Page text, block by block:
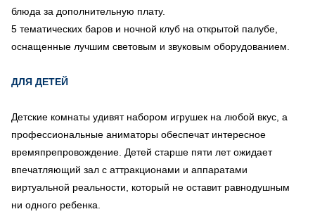
блюда за дополнительную плату.
5 тематических баров и ночной клуб на открытой палубе,
оснащенные лучшим световым и звуковым оборудованием.
ДЛЯ ДЕТЕЙ
Детские комнаты удивят набором игрушек на любой вкус, а
профессиональные аниматоры обеспечат интересное
времяпрепровождение. Детей старше пяти лет ожидает
впечатляющий зал с аттракционами и аппаратами
виртуальной реальности, который не оставит равнодушным
ни одного ребенка.